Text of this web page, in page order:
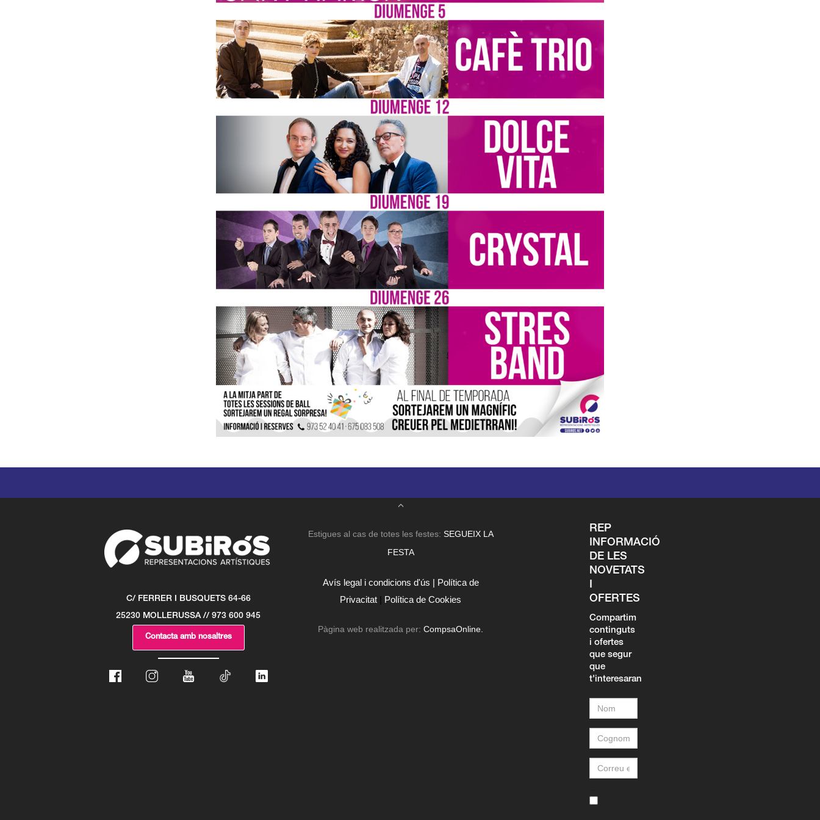
C/ FERRER I BUSQUETS 64-66
25230 MOLLERUSSA // 973 600 945
Contacta amb nosaltres
Estigues al cas de totes les festes: SEGUEIX LA
FESTA
Avís legal i condicions d'ús | Política de
Privacitat | Política de Cookies
Pàgina web realitzada per:CompsaOnline.
REP
INFORMACIÓ
DE LES
NOVETATS
I
OFERTES
Compartim
continguts
i ofertes
que segur
que
t'interesaran